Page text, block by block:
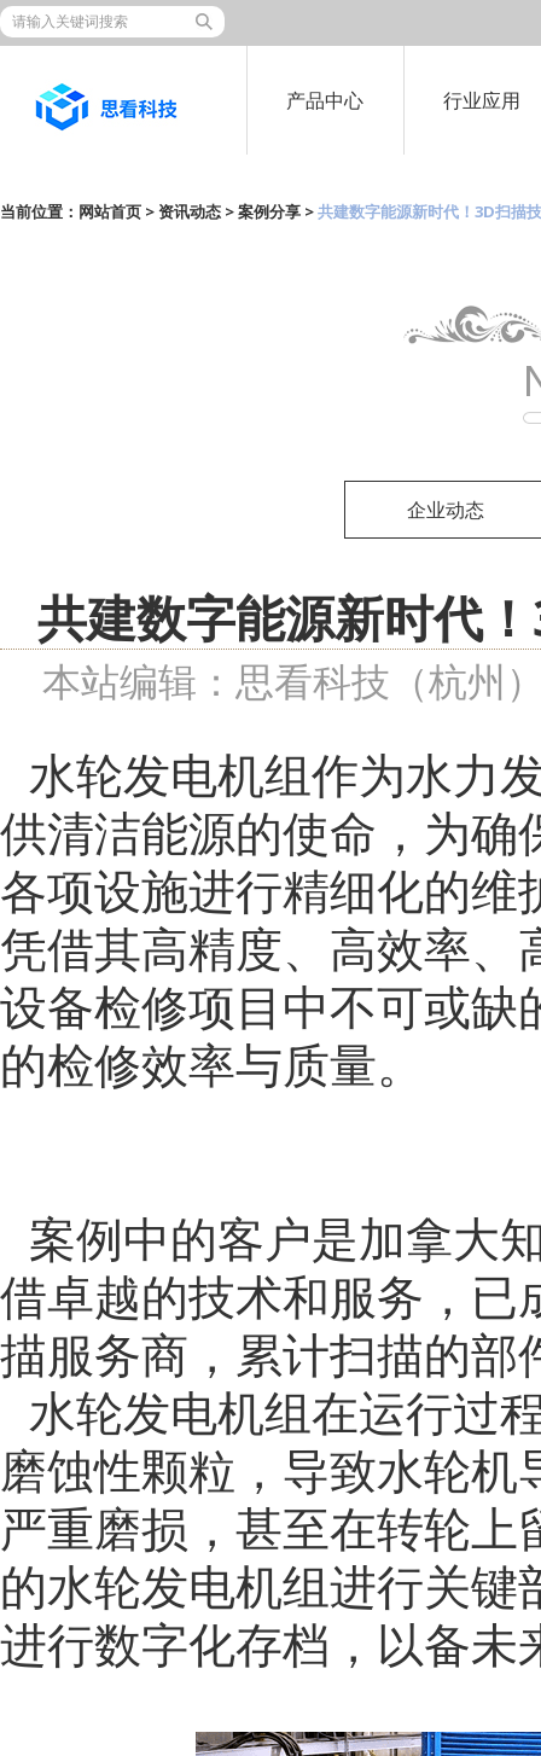
产品中心 行业应用
当前位置： 网站首页 >资讯动态 >案例分享 >共建数字能源新时代！3D扫描
企业动态
共建数字能源新时代
本站编辑：思看科技（杭州
水轮发电机组作为水力
供清洁能源的使命，为
各项设施进行精细化的
凭借其高精度、高效率
设备检修项目中不可或
的检修效率与质量。
案例中的客户是加拿大
借卓越的技术和服务，
描服务商，累计扫描的部
水轮发电机组在运行过
磨蚀性颗粒，导致水轮
严重磨损，甚至在转轮
的水轮发电机组进行关
进行数字化存档，以备未